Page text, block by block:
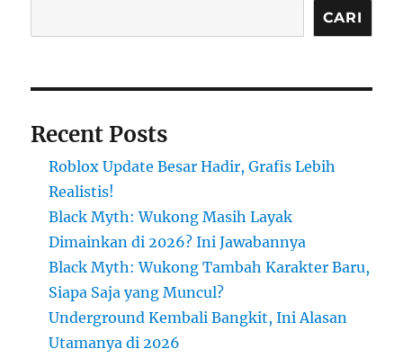
CARI
Recent Posts
Roblox Update Besar Hadir, Grafis Lebih
Realistis!
Black Myth: Wukong Masih Layak
Dimainkan di 2026? Ini Jawabannya
Black Myth: Wukong Tambah Karakter Baru,
Siapa Saja yang Muncul?
Underground Kembali Bangkit, Ini Alasan
Utamanya di 2026